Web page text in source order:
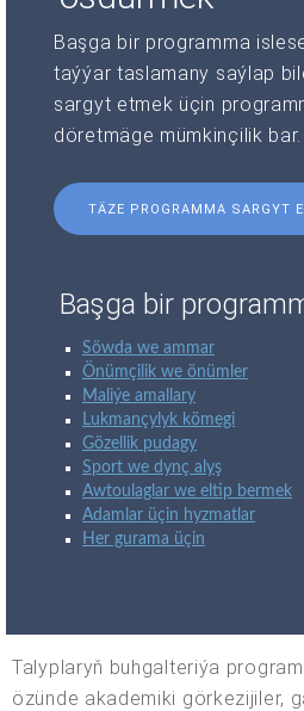
Başga bir programma
taýýar taslamany saýlap
sargyt etmek üçin
döretmäge mümkinçilik bar.
TÄZE PROGRAMMA SARGYT
Başga bir
Söwda we ammar
Önümçilik we önümler
Maliýe amallary
Lukmançylyk kömegi
Gözellik pudagy
Sport we dynç alyş
Awtoulaglar we eltip bermek
Adamlar üçin hyzmatlar
Her gurama üçin
Talyplaryň buhgalteriýa
özünde akademiki görkezijiler,